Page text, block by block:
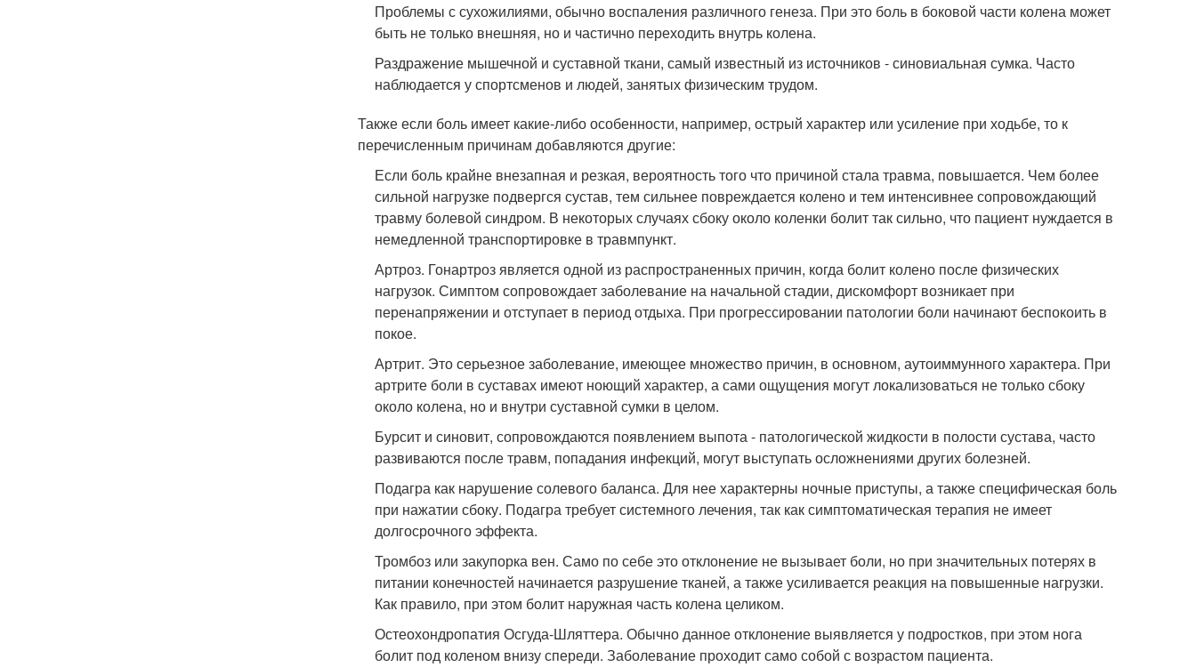
Проблемы с сухожилиями, обычно воспаления различного генеза. При это боль в боковой части колена может
быть не только внешняя, но и частично переходить внутрь колена.
Раздражение мышечной и суставной ткани, самый известный из источников - синовиальная сумка. Часто
наблюдается у спортсменов и людей, занятых физическим трудом.
Также если боль имеет какие-либо особенности, например, острый характер или усиление при ходьбе, то к
перечисленным причинам добавляются другие:
Если боль крайне внезапная и резкая, вероятность того что причиной стала травма, повышается. Чем более
сильной нагрузке подвергся сустав, тем сильнее повреждается колено и тем интенсивнее сопровождающий
травму болевой синдром. В некоторых случаях сбоку около коленки болит так сильно, что пациент нуждается в
немедленной транспортировке в травмпункт.
Артроз. Гонартроз является одной из распространенных причин, когда болит колено после физических
нагрузок. Симптом сопровождает заболевание на начальной стадии, дискомфорт возникает при
перенапряжении и отступает в период отдыха. При прогрессировании патологии боли начинают беспокоить в
покое.
Артрит. Это серьезное заболевание, имеющее множество причин, в основном, аутоиммунного характера. При
артрите боли в суставах имеют ноющий характер, а сами ощущения могут локализоваться не только сбоку
около колена, но и внутри суставной сумки в целом.
Бурсит и синовит, сопровождаются появлением выпота - патологической жидкости в полости сустава, часто
развиваются после травм, попадания инфекций, могут выступать осложнениями других болезней.
Подагра как нарушение солевого баланса. Для нее характерны ночные приступы, а также специфическая боль
при нажатии сбоку. Подагра требует системного лечения, так как симптоматическая терапия не имеет
долгосрочного эффекта.
Тромбоз или закупорка вен. Само по себе это отклонение не вызывает боли, но при значительных потерях в
питании конечностей начинается разрушение тканей, а также усиливается реакция на повышенные нагрузки.
Как правило, при этом болит наружная часть колена целиком.
Остеохондропатия Осгуда-Шляттера. Обычно данное отклонение выявляется у подростков, при этом нога
болит под коленом внизу спереди. Заболевание проходит само собой с возрастом пациента.